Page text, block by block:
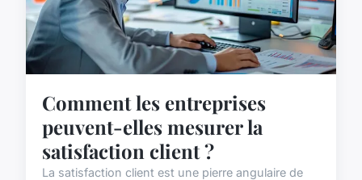
Comment les entreprises
peuvent-elles mesurer la
satisfaction client ?
La satisfaction client est une pierre angulaire de